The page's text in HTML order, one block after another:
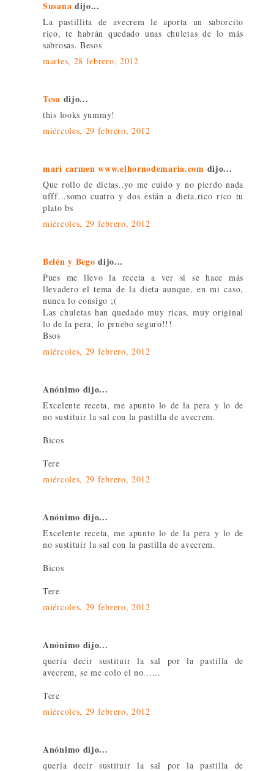
Susana dijo...
La pastillita de avecrem le aporta un saborcito
rico, te habrán quedado unas chuletas de lo más
sabrosas. Besos
martes, 28 febrero, 2012
Tesa dijo...
this looks yummy!
miércoles, 29 febrero, 2012
mari carmen www.elhornodemaria.com dijo...
Que rollo de dietas..yo me cuido y no pierdo nada
ufff...somo cuatro y dos están a dieta.rico rico tu
plato bs
miércoles, 29 febrero, 2012
Belén y Bego dijo...
Pues me llevo la receta a ver si se hace más
llevadero el tema de la dieta aunque, en mi caso,
nunca lo consigo ;(
Las chuletas han quedado muy ricas, muy original
lo de la pera, lo pruebo seguro!!!
Bsos
miércoles, 29 febrero, 2012
Anónimo dijo...
Excelente receta, me apunto lo de la pera y lo de
no sustituir la sal con la pastilla de avecrem.
Bicos
Tere
miércoles, 29 febrero, 2012
Anónimo dijo...
Excelente receta, me apunto lo de la pera y lo de
no sustituir la sal con la pastilla de avecrem.
Bicos
Tere
miércoles, 29 febrero, 2012
Anónimo dijo...
quería decir sustituir la sal por la pastilla de
avecrem, se me colo el no......
Tere
miércoles, 29 febrero, 2012
Anónimo dijo...
quería decir sustituir la sal por la pastilla de